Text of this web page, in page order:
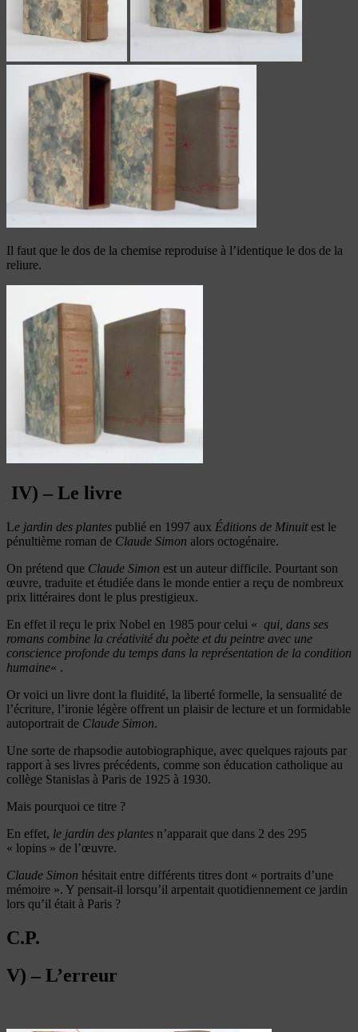
Il faut que le dos de la chemise reproduise à l’identique le dos de la
reliure.
IV) – Le livre
Le jardin des plantes publié en 1997 aux Éditions de Minuitest le
pénultième roman de Claude Simon alors octogénaire.
On prétend que Claude Simon est un auteur difficile. Pourtant son
œuvre, traduite et étudiée dans le monde entier a reçu de nombreux
prix littéraires dont le plus prestigieux.
En effet il reçu le prix Nobel en 1985 pour celui « qui, dans ses
romans combine la créativité du poète et du peintre avec une
conscience profonde du temps dans la représentation de la condition
humaine« .
Or voici un livre dont la fluidité, la liberté formelle, la sensualité de
l’écriture, l’ironie légère offrent un plaisir de lecture et un formidable
autoportrait de Claude Simon.
Une sorte de rhapsodie autobiographique, avec quelques rajouts par
rapport à ses livres précédents, comme son éducation catholique au
collège Stanislas à Paris de 1925 à 1930.
Mais pourquoi ce titre ?
En effet, le jardin des plantes n’apparait que dans 2 des 295
« lopins » de l’œuvre.
Claude Simon hésitait entre différents titres dont « portraits d’une
mémoire ». Y pensait-il lorsqu’il arpentait quotidiennement ce jardin
lors qu’il était à Paris ?
C.P.
V) – L’erreur